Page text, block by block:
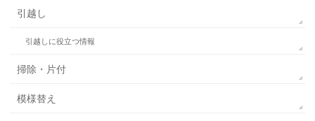
引越し
引越しに役立つ情報
掃除・片付
模様替え